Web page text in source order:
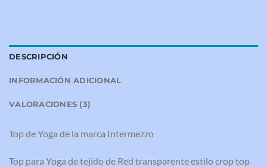
DESCRIPCIÓN
INFORMACIÓN ADICIONAL
VALORACIONES (3)
Top de Yoga de la marca Intermezzo
Top para Yoga de tejido de Red transparente estilo crop top